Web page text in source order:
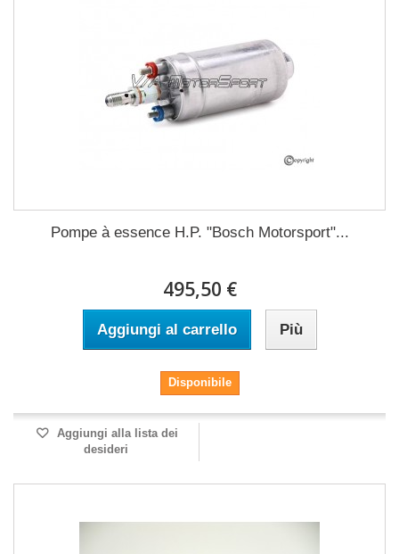
Pompe à essence H.P. "Bosch Motorsport"...
495,50 €
Aggiungi al carrello Più
Disponibile
Aggiungi alla lista dei
desideri